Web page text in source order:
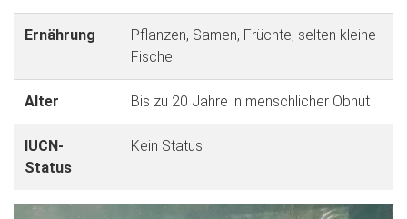
Ernährung
Pflanzen, Samen, Früchte; selten kleine
Fische
Alter Bis zu 20 Jahre in menschlicher Obhut
IUCN-
Status
Kein Status